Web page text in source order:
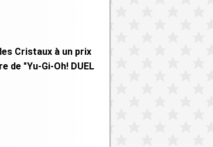
Cristaux à un prix
de "Yu-Gi-Oh! DUEL